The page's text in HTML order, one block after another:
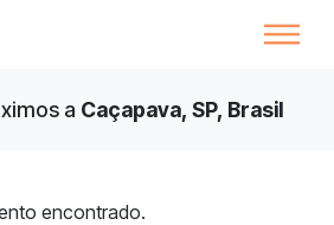
a Caçapava, SP, Brasil
encontrado.